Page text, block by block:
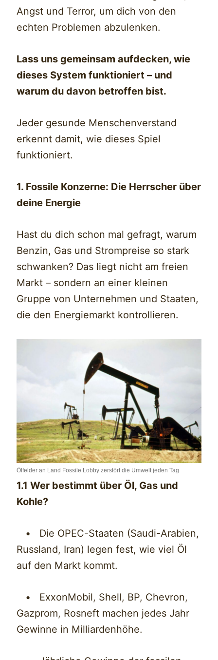
Angst und Terror, um dich von den
echten Problemen abzulenken.
Lass uns gemeinsam aufdecken, wie
dieses System funktioniert – und
warum du davon betroffen bist.
Jeder gesunde Menschenverstand
erkennt damit, wie dieses Spiel
funktioniert.
1. Fossile Konzerne: Die Herrscher über
deine Energie
Hast du dich schon mal gefragt, warum
Benzin, Gas und Strompreise so stark
schwanken? Das liegt nicht am freien
Markt – sondern an einer kleinen
Gruppe von Unternehmen und Staaten,
die den Energiemarkt kontrollieren.
Ölfelder an Land Fossile Lobby zerstört die Umwelt jeden Tag
1.1 Wer bestimmt über Öl, Gas und
Kohle?
• Die OPEC-Staaten (Saudi-Arabien,
Russland, Iran) legen fest, wie viel Öl
auf den Markt kommt.
• ExxonMobil, Shell, BP, Chevron,
Gazprom, Rosneft machen jedes Jahr
Gewinne in Milliardenhöhe.